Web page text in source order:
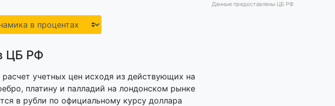
Данные предоставлены ЦБ РФ
ЦБ РФ
учетных цен исходя из действующих на
платину и палладий на лондонском рынке
в рубли по официальному курсу доллара